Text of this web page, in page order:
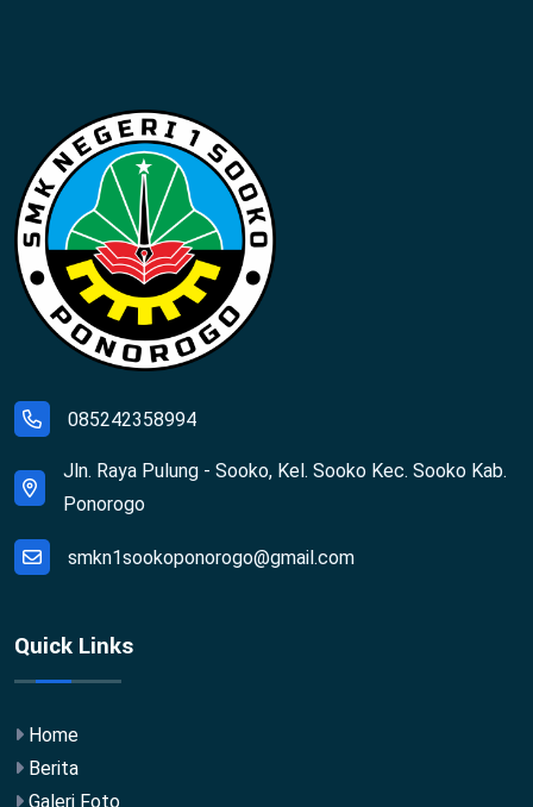
085242358994
Jln. Raya Pulung - Sooko, Kel. Sooko Kec. Sooko Kab.
Ponorogo
smkn1sookoponorogo@gmail.com
Quick Links
Home
Berita
Galeri Foto